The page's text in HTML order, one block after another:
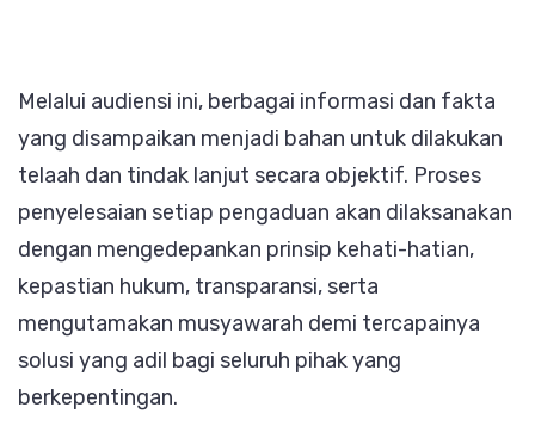
Melalui audiensi ini, berbagai informasi dan fakta
yang disampaikan menjadi bahan untuk dilakukan
telaah dan tindak lanjut secara objektif. Proses
penyelesaian setiap pengaduan akan dilaksanakan
dengan mengedepankan prinsip kehati-hatian,
kepastian hukum, transparansi, serta
mengutamakan musyawarah demi tercapainya
solusi yang adil bagi seluruh pihak yang
berkepentingan.